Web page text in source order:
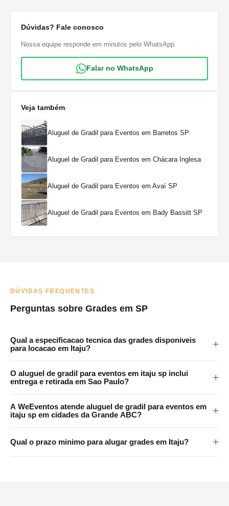
Dúvidas? Fale conosco
Nossa equipe responde em minutos pelo WhatsApp.
Falar no WhatsApp
Veja também
Aluguel de Gradil para Eventos em Barretos SP
Aluguel de Gradil para Eventos em Chácara Inglesa
Aluguel de Gradil para Eventos em Avaí SP
Aluguel de Gradil para Eventos em Bady Bassitt SP
DÚVIDAS FREQUENTES
Perguntas sobre Grades em SP
Qual a especificacao tecnica das grades disponiveis
para locacao em Itaju?
pontos e tratamento anticorrosao. Certificadas para eventos
O aluguel de gradil para eventos em itaju sp inclui
entrega e retirada em Sao Paulo?
Paulo e Grande SP. Atendemos Itaju e regiao metropolitana.
A WeEventos atende aluguel de gradil para eventos em
itaju sp em cidades da Grande ABC?
Diadema e Maua. Consulte disponibilidade pelo WhatsApp.
Qual o prazo minimo para alugar grades em Itaju?